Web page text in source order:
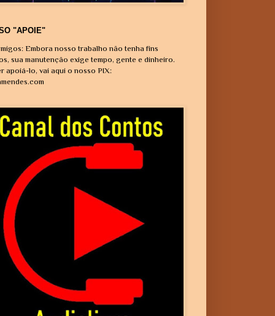
"APOIE"
Embora nosso trabalho não tenha fins
sua manutenção exige tempo, gente e dinheiro.
apoiá-lo, vai aqui o nosso PIX: